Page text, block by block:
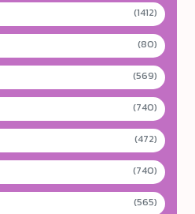
(1412)
(80)
(569)
(740)
(472)
(740)
(565)